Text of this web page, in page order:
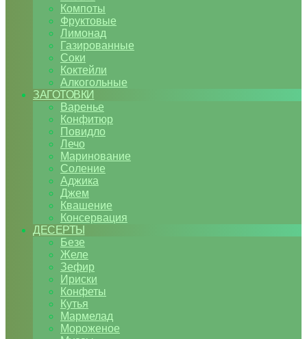
Компоты
Фруктовые
Лимонад
Газированные
Соки
Коктейли
Алкогольные
ЗАГОТОВКИ
Варенье
Конфитюр
Повидло
Лечо
Маринование
Соление
Аджика
Джем
Квашение
Консервация
ДЕСЕРТЫ
Безе
Желе
Зефир
Ириски
Конфеты
Кутья
Мармелад
Мороженое